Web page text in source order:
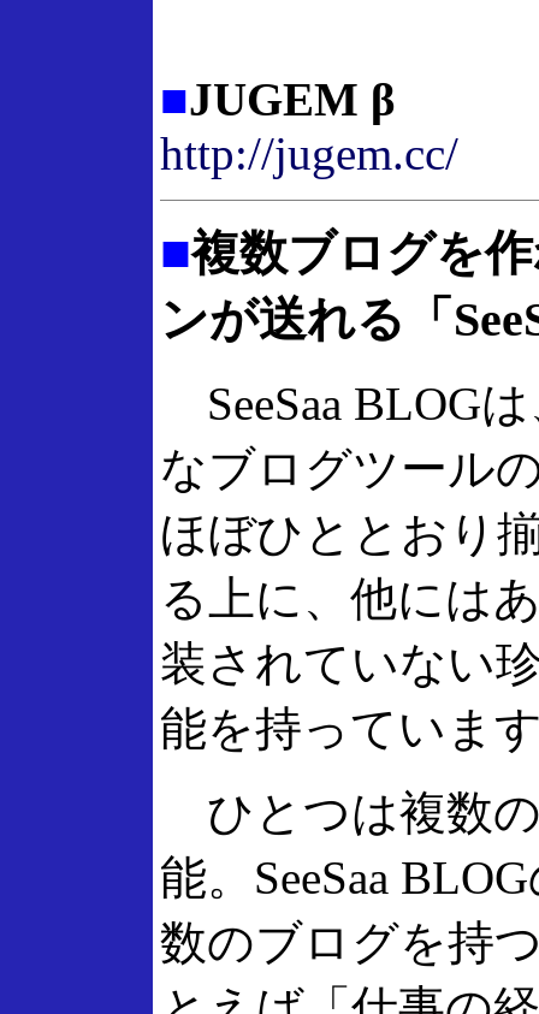
■JUGEM β
http://jugem.cc/
■複数ブログを
ンが送れる「
SeeSaa BLOG
なブログツール
ほぼひととおり
る上に、他には
装されていない
能を持っていま
ひとつは複数
能。SeeSaa
数のブログを持